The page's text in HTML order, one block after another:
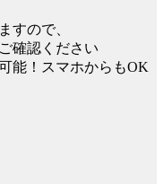
すので、
確認ください
能！スマホからもOK